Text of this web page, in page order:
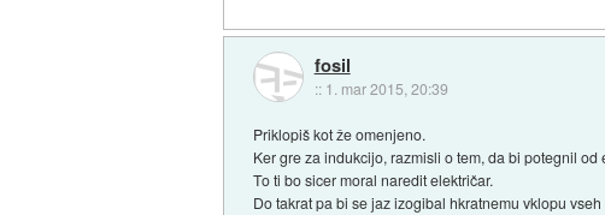
fosil
:: 1. mar 2015, 20:39
Priklopiš kot že omenjeno.
Ker gre za indukcijo, razmisli o tem, da bi potegnil
To ti bo sicer moral naredit električar.
Do takrat pa bi se jaz izogibal hkratnemu vklopu